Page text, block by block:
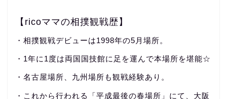
【ricoママの相撲観戦歴】
・相撲観戦デビューは1998年の5月場所。
・1年に1度は両国国技館に足を運んで本場所を堪能☆
・名古屋場所、九州場所も観戦経験あり。
・これから行われる「平成最後の春場所」にて、大阪